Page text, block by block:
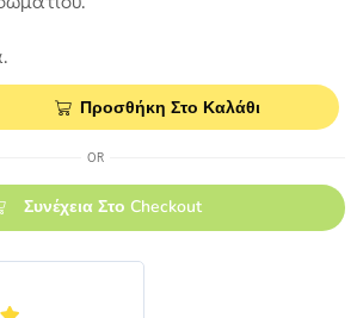
Προσθήκη Στο Καλάθι
OR
Συνέχεια Στο Checkout